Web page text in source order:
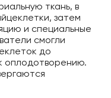
ткань, в
затем
и специальные
смогли
до
оплодотворению.